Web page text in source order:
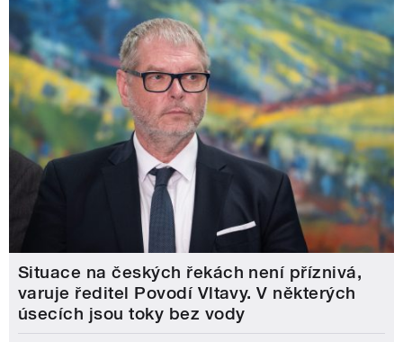
Situace na českých řekách není příznivá,
varuje ředitel Povodí Vltavy. V některých
úsecích jsou toky bez vody